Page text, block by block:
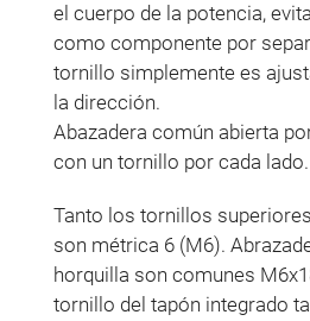
el cuerpo de la potencia,
como componente por
tornillo simplemente es
la dirección.
Abazadera común abierta
con un tornillo por cada lado.
Tanto los tornillos superiores como los inferiores
son métrica 6 (M6).
horquilla son comunes
tornillo del tapón integrado